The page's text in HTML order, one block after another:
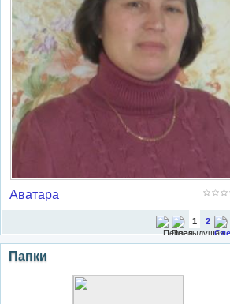
Аватара
1 2
Папки